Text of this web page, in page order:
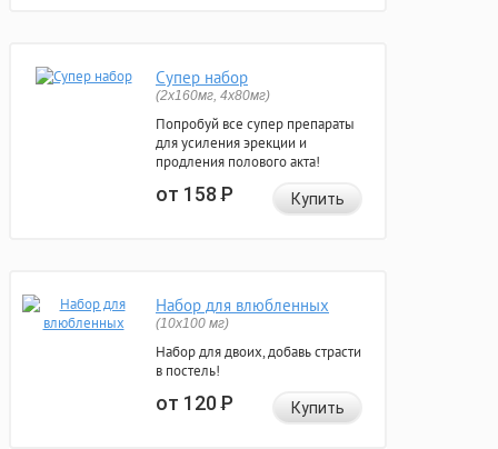
Супер набор
(2х160мг, 4х80мг)
Попробуй все супер препараты
для усиления эрекции и
продления полового акта!
от 158Р Купить
Набор для влюбленных
(10х100 мг)
Набор для двоих, добавь страсти
в постель!
от 120Р Купить